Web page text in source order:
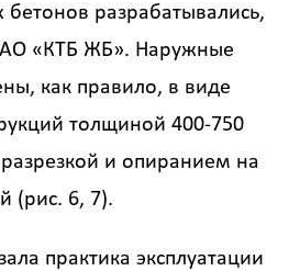
бетонов разрабатывались,
«КТБ ЖБ». Наружные
как правило, в виде
толщиной 400-750
и опиранием на
(рис. 6, 7).
практика эксплуатации
Площадь
?
здания